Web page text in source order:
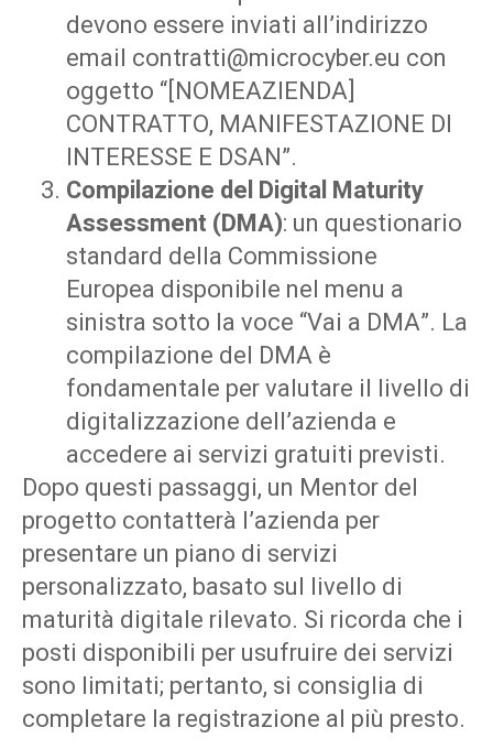
devono essere inviati all’indirizzo
email contratti@microcyber.eu con
oggetto “[NOMEAZIENDA]
CONTRATTO, MANIFESTAZIONE DI
INTERESSE E DSAN”.
Compilazione del Digital Maturity
Assessment (DMA): un questionario
standard della Commissione
Europea disponibile nel menu a
sinistra sotto la voce “Vai a DMA”. La
compilazione del DMA è
fondamentale per valutare il livello di
digitalizzazione dell’azienda e
accedere ai servizi gratuiti previsti.
Dopo questi passaggi, un Mentor del
progetto contatterà l’azienda per
presentare un piano di servizi
personalizzato, basato sul livello di
maturità digitale rilevato. Si ricorda che i
posti disponibili per usufruire dei servizi
sono limitati; pertanto, si consiglia di
completare la registrazione al più presto.